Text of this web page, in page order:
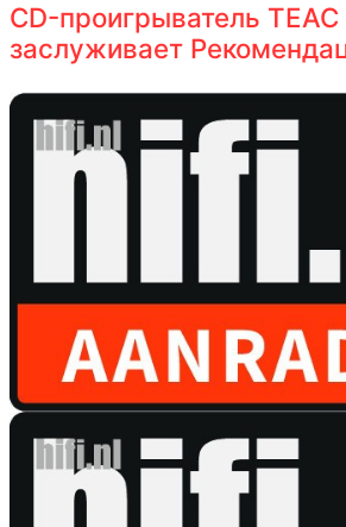
CD-проигрыватель TEAC
заслуживает